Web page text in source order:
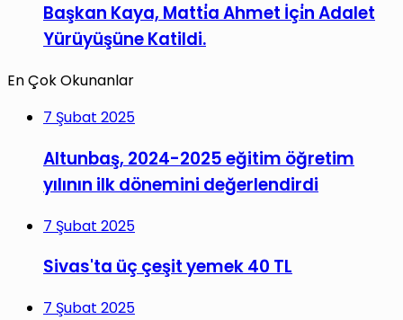
Başkan Kaya, Matti̇a Ahmet İçi̇n Adalet
Yürüyüşüne Katildi.
En Çok Okunanlar
7 Şubat 2025
Altunbaş, 2024-2025 eğitim öğretim
yılının ilk dönemini değerlendirdi
7 Şubat 2025
Sivas'ta üç çeşit yemek 40 TL
7 Şubat 2025